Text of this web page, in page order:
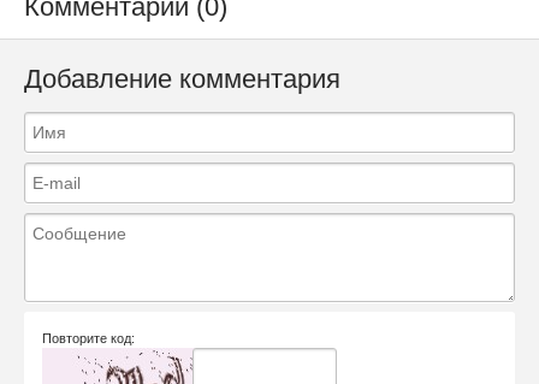
Комментарии (0)
Добавление комментария
Повторите код: